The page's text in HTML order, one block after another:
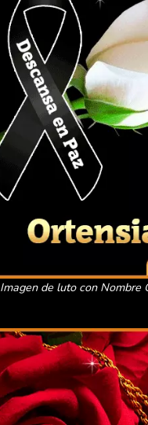
Imagen de luto con Nombre